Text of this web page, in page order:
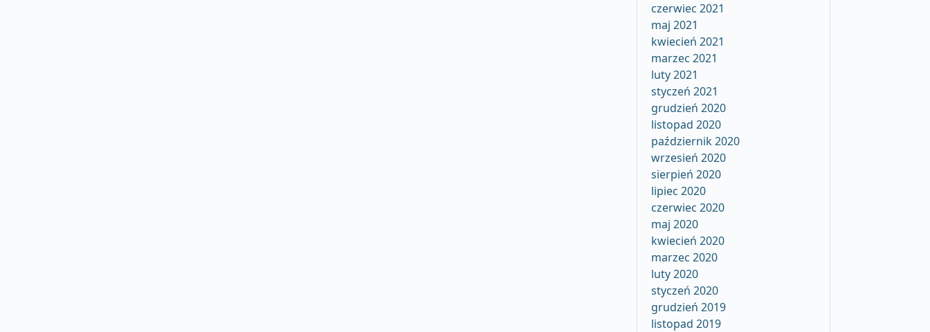
czerwiec 2021
maj 2021
kwiecień 2021
marzec 2021
luty 2021
styczeń 2021
grudzień 2020
listopad 2020
październik 2020
wrzesień 2020
sierpień 2020
lipiec 2020
czerwiec 2020
maj 2020
kwiecień 2020
marzec 2020
luty 2020
styczeń 2020
grudzień 2019
listopad 2019